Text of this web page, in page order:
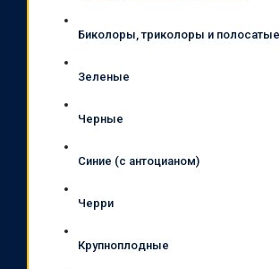
Биколоры, триколоры и полосатые
Зеленые
Черные
Синие (с антоцианом)
Черри
Крупноплодные